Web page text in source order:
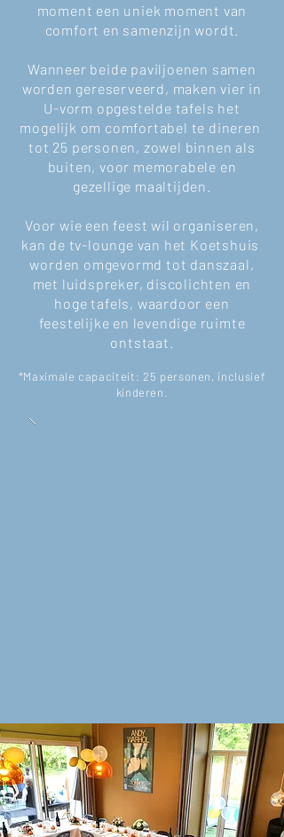
moment een uniek moment van
comfort en samenzijn wordt.
Wanneer beide paviljoenen samen
worden gereserveerd, maken vier in
U-vorm opgestelde tafels het
mogelijk om comfortabel te dineren
tot 25 personen, zowel binnen als
buiten, voor memorabele en
gezellige maaltijden.
Voor wie een feest wil organiseren,
kan de tv-lounge van het Koetshuis
worden omgevormd tot danszaal,
met luidspreker, discolichten en
hoge tafels, waardoor een
feestelijke en levendige ruimte
ontstaat.
*Maximale capaciteit: 25 personen, inclusief
kinderen.